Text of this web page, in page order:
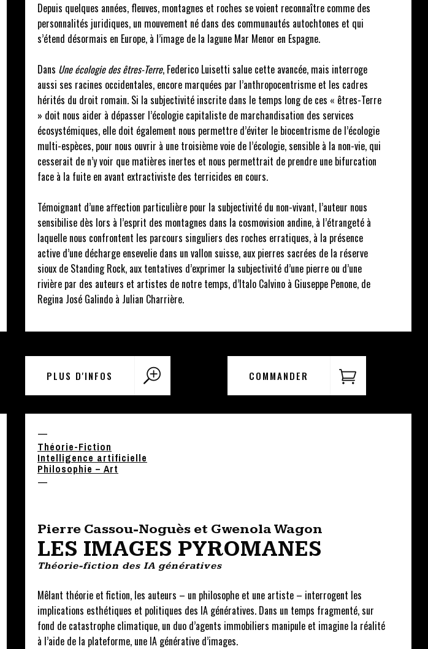
Depuis quelques années, fleuves, montagnes et roches se voient reconnaître comme des
personnalités juridiques, un mouvement né dans des communautés autochtones et qui
s’étend désormais en Europe, à l’image de la lagune Mar Menor en Espagne.
Dans Une écologie des êtres-Terre, Federico Luisetti salue cette avancée, mais interroge
aussi ses racines occidentales, encore marquées par l’anthropocentrisme et les cadres
hérités du droit romain. Si la subjectivité inscrite dans le temps long de ces « êtres-Terre
» doit nous aider à dépasser l’écologie capitaliste de marchandisation des services
écosystémiques, elle doit également nous permettre d’éviter le biocentrisme de l’écologie
multi-espèces, pour nous ouvrir à une troisième voie de l’écologie, sensible à la non-vie, qui
cesserait de n’y voir que matières inertes et nous permettrait de prendre une bifurcation
face à la fuite en avant extractiviste des terricides en cours.
Témoignant d’une aﬀection particulière pour la subjectivité du non-vivant, l’auteur nous
sensibilise dès lors à l’esprit des montagnes dans la cosmovision andine, à l’étrangeté à
laquelle nous confrontent les parcours singuliers des roches erratiques, à la présence
active d’une décharge ensevelie dans un vallon suisse, aux pierres sacrées de la réserve
sioux de Standing Rock, aux tentatives d’exprimer la subjectivité d’une pierre ou d’une
rivière par des auteurs et artistes de notre temps, d’Italo Calvino à Giuseppe Penone, de
Regina José Galindo à Julian Charrière.
PLUS D'INFOS COMMANDER
—
Théorie-Fiction
Intelligence artificielle
Philosophie – Art
—
Pierre Cassou-Noguès et Gwenola Wagon
LES IMAGES PYROMANES
Théorie-fiction des IA génératives
Mêlant théorie et fiction, les auteurs – un philosophe et une artiste – interrogent les
implications esthétiques et politiques des IA génératives. Dans un temps fragmenté, sur
fond de catastrophe climatique, un duo d’agents immobiliers manipule et imagine la réalité
à l’aide de la plateforme, une IA générative d’images.